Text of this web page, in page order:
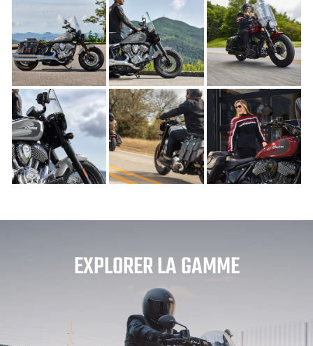
EXPLORER LA GAMME